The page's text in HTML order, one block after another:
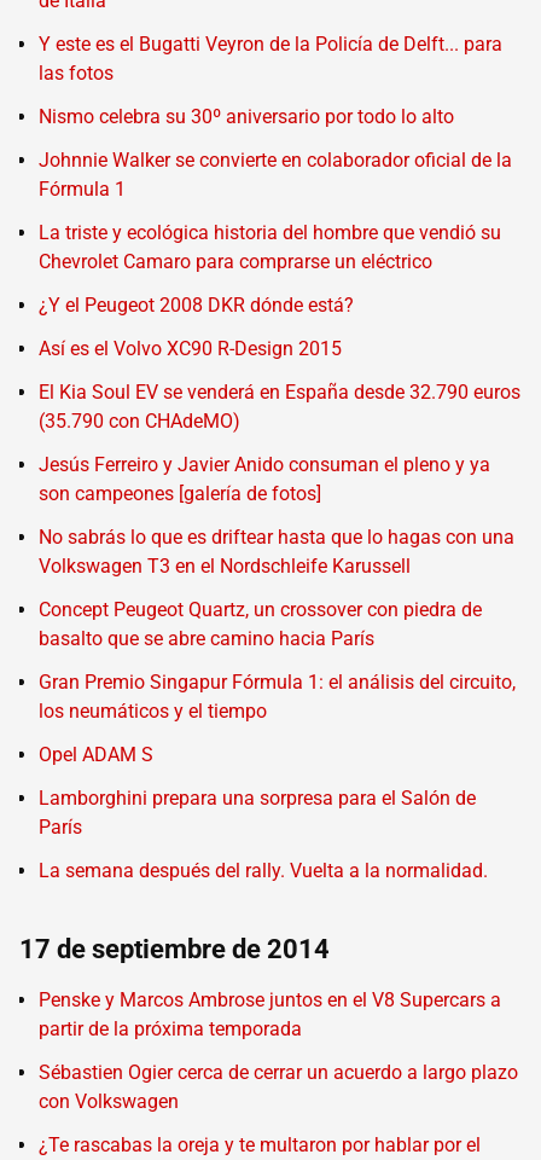
Y este es el Bugatti Veyron de la Policía de Delft... para
las fotos
Nismo celebra su 30º aniversario por todo lo alto
Johnnie Walker se convierte en colaborador oficial de la
Fórmula 1
La triste y ecológica historia del hombre que vendió su
Chevrolet Camaro para comprarse un eléctrico
¿Y el Peugeot 2008 DKR dónde está?
Así es el Volvo XC90 R-Design 2015
El Kia Soul EV se venderá en España desde 32.790 euros
(35.790 con CHAdeMO)
Jesús Ferreiro y Javier Anido consuman el pleno y ya
son campeones [galería de fotos]
No sabrás lo que es driftear hasta que lo hagas con una
Volkswagen T3 en el Nordschleife Karussell
Concept Peugeot Quartz, un crossover con piedra de
basalto que se abre camino hacia París
Gran Premio Singapur Fórmula 1: el análisis del circuito,
los neumáticos y el tiempo
Opel ADAM S
Lamborghini prepara una sorpresa para el Salón de
París
La semana después del rally. Vuelta a la normalidad.
17 de septiembre de 2014
Penske y Marcos Ambrose juntos en el V8 Supercars a
partir de la próxima temporada
Sébastien Ogier cerca de cerrar un acuerdo a largo plazo
con Volkswagen
¿Te rascabas la oreja y te multaron por hablar por el